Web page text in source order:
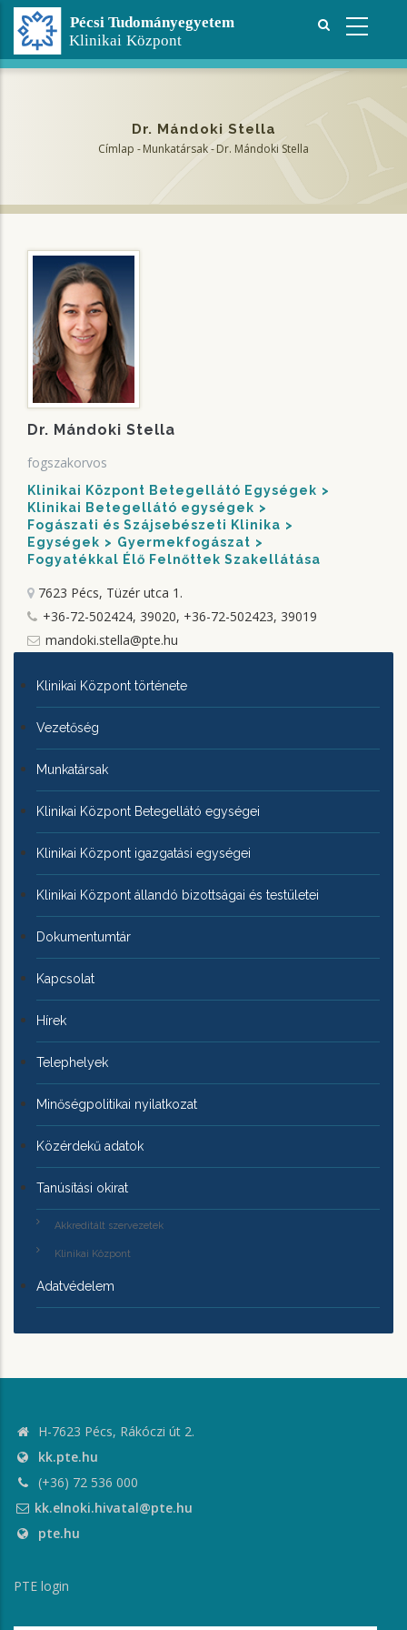
Ugrás
tartalomra
Dr. Mándoki Stella
Címlap -Munkatársak-Dr. Mándoki Stella
Dr. Mándoki Stella
fogszakorvos
Klinikai Központ Betegellátó Egységek
Klinikai Betegellátó egységek
Fogászati és Szájsebészeti Klinika
Egységek
Gyermekfogászat
Fogyatékkal Élő Felnőttek Szakellátása
7623 Pécs, Tüzér utca 1.
+36-72-502424, 39020, +36-72-502423, 39019
mandoki.stella@pte.hu
KLINIKAI
KÖZPONTRÓL
Klinikai Központ története
Vezetőség
Munkatársak
Klinikai Központ Betegellátó egységei
Klinikai Központ igazgatási egységei
Klinikai Központ állandó bizottságai és testületei
Dokumentumtár
Kapcsolat
Hírek
Telephelyek
Minőségpolitikai nyilatkozat
Közérdekű adatok
Tanúsítási okirat
Akkreditált szervezetek
Klinikai Központ
Adatvédelem
H-7623 Pécs, Rákóczi út 2.
kk.pte.hu
(+36) 72 536 000
kk.elnoki.hivatal@pte.hu
pte.hu
PTE login